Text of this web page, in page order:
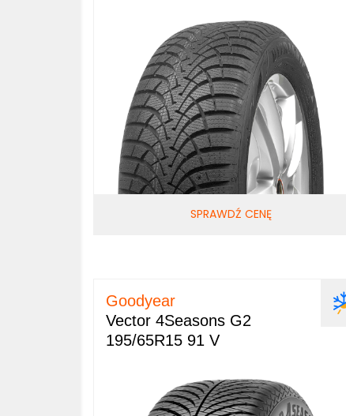
SPRAWDŹ CENĘ
Goodyear
Vector 4Seasons G2
195/65R15 91 V